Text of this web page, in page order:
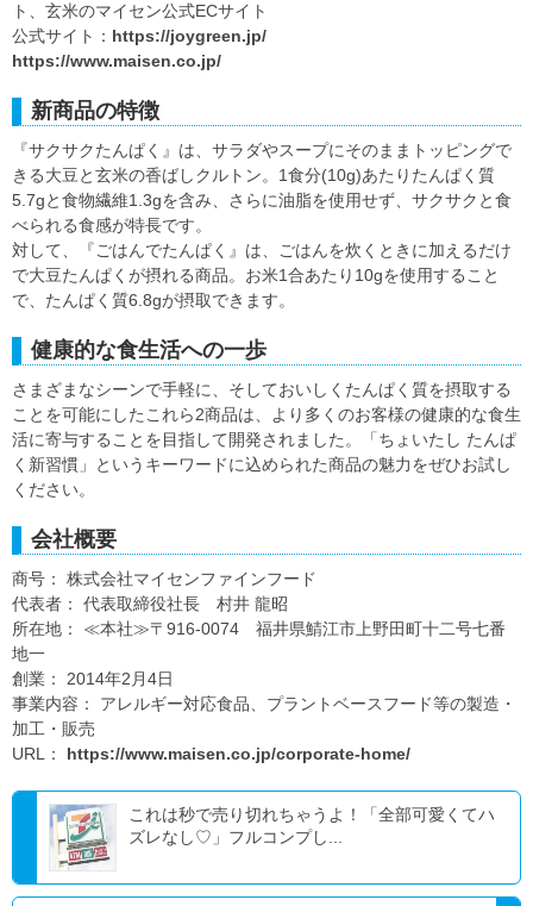
ト、玄米のマイセン公式ECサイト
公式サイト： https://joygreen.jp/
https://www.maisen.co.jp/
新商品の特徴
『サクサクたんぱく』は、サラダやスープにそのままトッピングで
きる大豆と玄米の香ばしクルトン。1食分(10g)あたりたんぱく質
5.7gと食物繊維1.3gを含み、さらに油脂を使用せず、サクサクと食
べられる食感が特長です。
対して、『ごはんでたんぱく』は、ごはんを炊くときに加えるだけ
で大豆たんぱくが摂れる商品。お米1合あたり10gを使用すること
で、たんぱく質6.8gが摂取できます。
健康的な食生活への一歩
さまざまなシーンで手軽に、そしておいしくたんぱく質を摂取する
ことを可能にしたこれら2商品は、より多くのお客様の健康的な食生
活に寄与することを目指して開発されました。「ちょいたし たんぱ
く新習慣」というキーワードに込められた商品の魅力をぜひお試し
ください。
会社概要
商号： 株式会社マイセンファインフード
代表者： 代表取締役社長 村井 龍昭
所在地： ≪本社≫〒916-0074 福井県鯖江市上野田町十二号七番
地一
創業： 2014年2月4日
事業内容： アレルギー対応食品、プラントベースフード等の製造・
加工・販売
URL： https://www.maisen.co.jp/corporate-home/
これは秒で売り切れちゃうよ！「全部可愛くてハ
ズレなし♡」フルコンプし...